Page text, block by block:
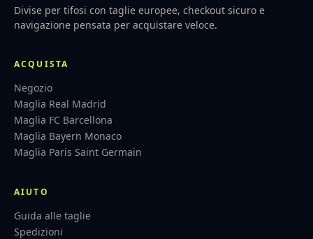
Divise per tifosi con taglie europee, checkout sicuro e
navigazione pensata per acquistare veloce.
ACQUISTA
Negozio
Maglia Real Madrid
Maglia FC Barcellona
Maglia Bayern Monaco
Maglia Paris Saint Germain
AIUTO
Guida alle taglie
Spedizioni